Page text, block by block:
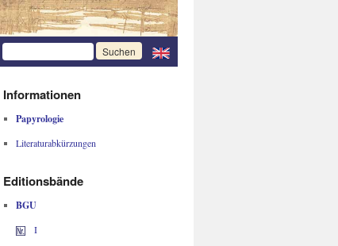
Informationen
Papyrologie
Literaturabkürzungen
Editionsbände
BGU
I